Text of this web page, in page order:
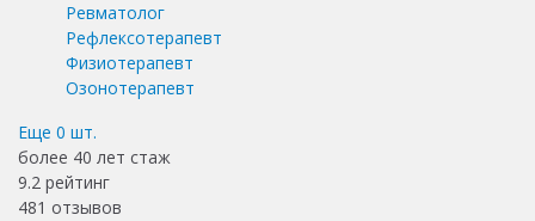
Ревматолог
Рефлексотерапевт
Физиотерапевт
Озонотерапевт
Еще 0 шт.
более 40 лет стаж
9.2 рейтинг
481 отзывов